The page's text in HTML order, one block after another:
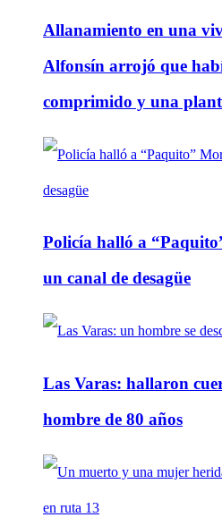
Allanamiento en una
Alfonsín arrojó que
comprimido y una
Policía halló a
un canal de desagüe
Las Varas: hallaron
hombre de 80 años